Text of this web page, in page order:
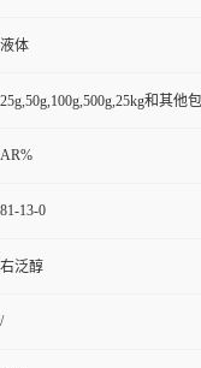
液体
25g,50g,100g,500g,25kg和其他
AR%
81-13-0
右泛醇
/